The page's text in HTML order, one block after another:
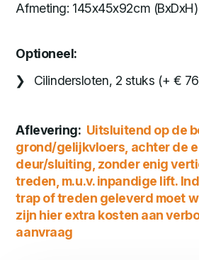
Afmeting: 145x45x92cm (BxDxH)
Optioneel:
Cilindersloten, 2 stuks (+ €
Aflevering: Uitsluitend op de
grond/gelijkvloers, achter de
deur/sluiting, zonder enig
treden, m.u.v. inpandige lift.
trap of treden geleverd moet
zijn hier extra kosten aan
aanvraag